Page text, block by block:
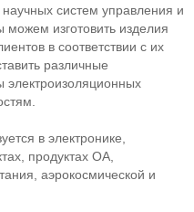
систем управления и
изготовить изделия
в соответствии с их
различные
электроизоляционных
в электронике,
продуктах OA,
аэрокосмической и